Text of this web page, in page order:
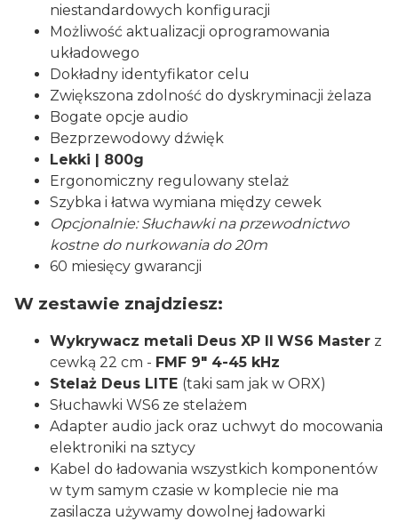
niestandardowych konfiguracji
Możliwość aktualizacji oprogramowania
układowego
Dokładny identyfikator celu
Zwiększona zdolność do dyskryminacji żelaza
Bogate opcje audio
Bezprzewodowy dźwięk
Lekki | 800g
Ergonomiczny regulowany stelaż
Szybka i łatwa wymiana między cewek
Opcjonalnie: Słuchawki na przewodnictwo
kostne do nurkowania do 20m
60 miesięcy gwarancji
W zestawie znajdziesz:
Wykrywacz metali Deus XP II WS6 Master z
cewką 22 cm - FMF 9" 4-45 kHz
Stelaż Deus LITE (taki sam jak w ORX)
Słuchawki WS6 ze stelażem
Adapter audio jack oraz uchwyt do mocowania
elektroniki na sztycy
Kabel do ładowania wszystkich komponentów
w tym samym czasie w komplecie nie ma
zasilacza używamy dowolnej ładowarki